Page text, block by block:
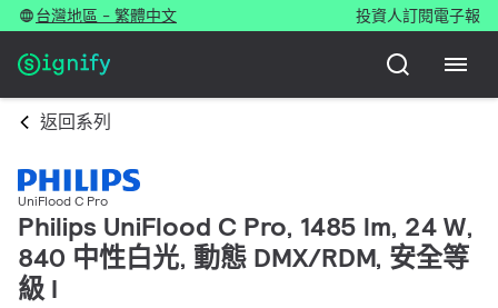
台灣地區 - 繁體中文 投資人訂閱電子報
返回系列
UniFlood C Pro
Philips UniFlood C Pro, 1485 lm, 24 W,
840 中性白光, 動態 DMX/RDM, 安全等
級 I